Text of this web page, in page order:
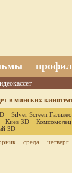
минских
Silver Screen
Киев 3D Комсомолец
3D
среда четверг